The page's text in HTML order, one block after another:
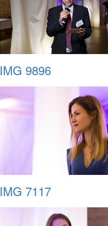
IMG 9896
IMG 7117